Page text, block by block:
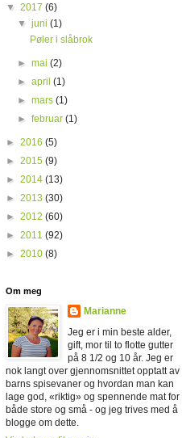
▼ 2017 (6)
▼juni(1)
Pøler i slåbrok
►mai(2)
►april(1)
►mars(1)
►februar(1)
► 2016 (5)
► 2015 (9)
► 2014 (13)
► 2013 (30)
► 2012 (60)
► 2011 (92)
► 2010 (8)
Om meg
Marianne
Jeg er i min beste alder,
gift, mor til to flotte gutter
på 8 1/2 og 10 år. Jeg er
nok langt over gjennomsnittet opptatt av
barns spisevaner og hvordan man kan
lage god, «riktig» og spennende mat for
både store og små - og jeg trives med å
blogge om dette.